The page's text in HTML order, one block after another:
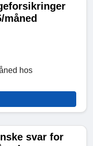
måned
hos
svar for